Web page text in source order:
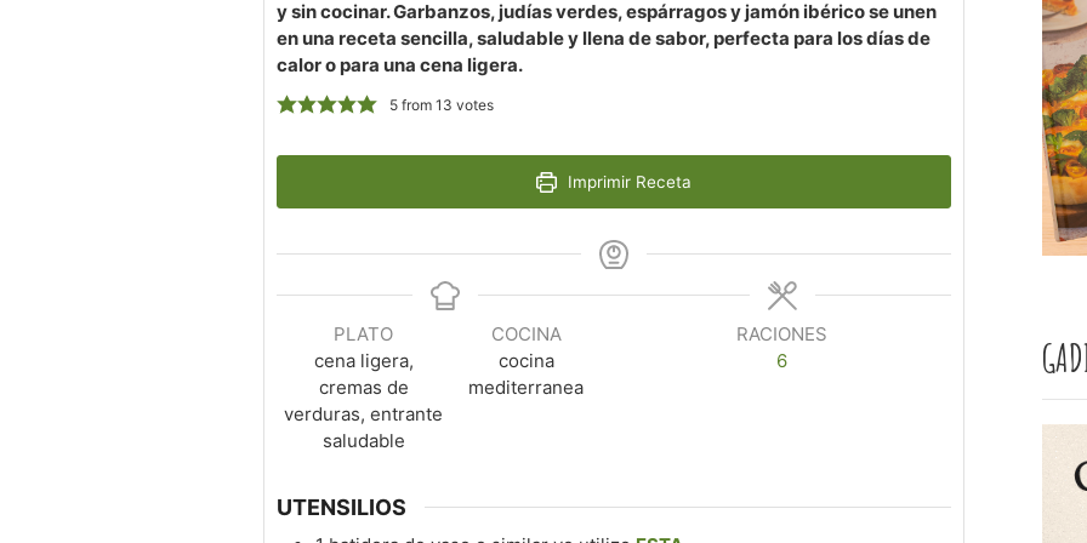
y sin cocinar. Garbanzos, judías verdes, espárragos y jamón ibérico se unen
en una receta sencilla, saludable y llena de sabor, perfecta para los días de
calor o para una cena ligera.
5from 13 votes
Imprimir Receta
PLATO
cena ligera,
cremas de
verduras, entrante
saludable
COCINA
cocina
mediterranea
RACIONES
6
UTENSILIOS